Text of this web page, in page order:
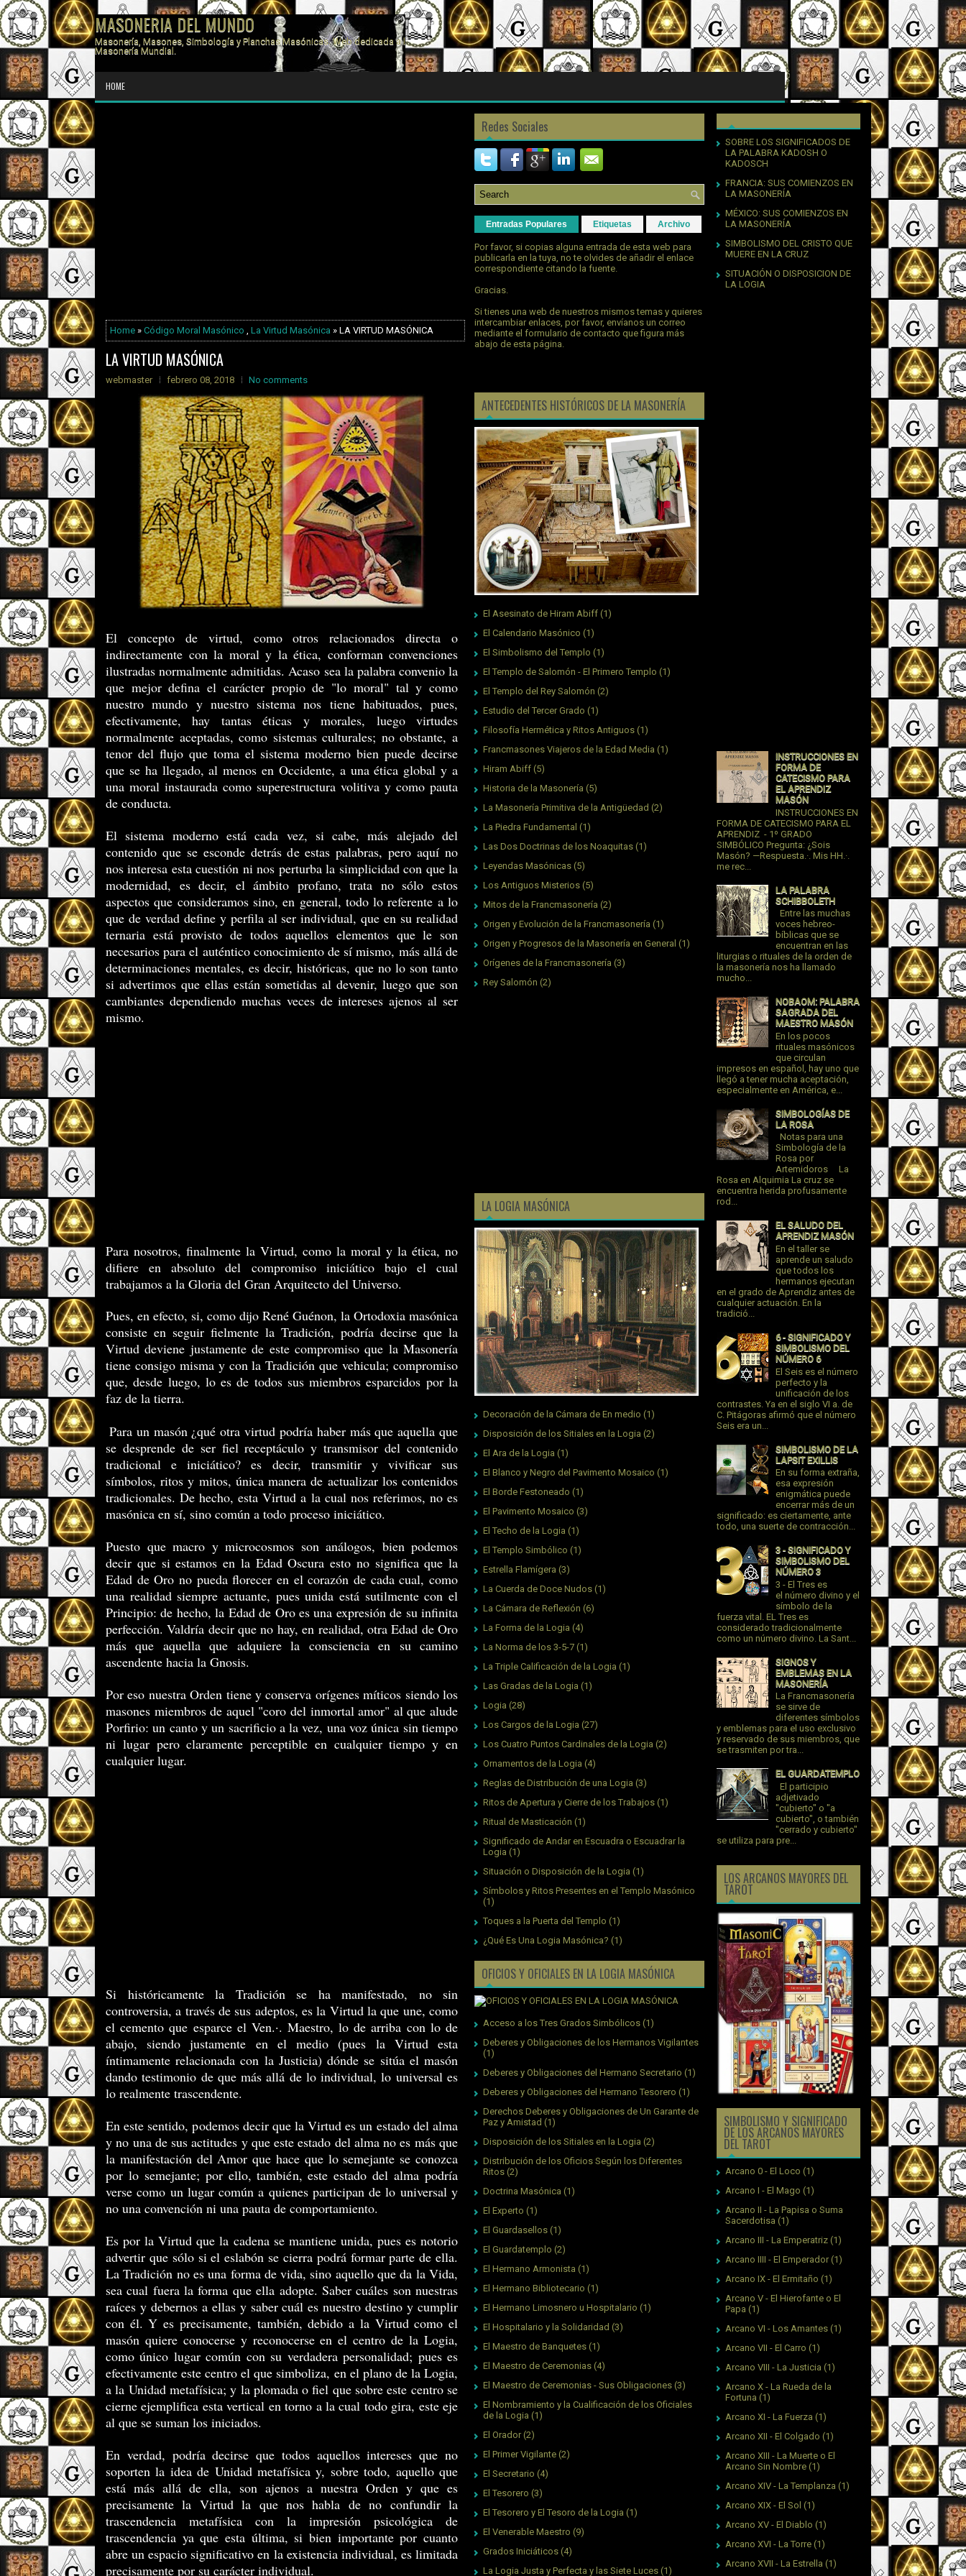
MASONERIA DEL MUNDO
Masonería, Masones, Simbología y Planchas Masónicas. Web dedicada a la
Masonería Mundial.
HOME
Home » Código Moral Masónico , La Virtud Masónica » LA VIRTUD MASÓNICA
LA VIRTUD MASÓNICA
webmaster febrero 08, 2018 No comments
El concepto de virtud, como otros relacionados directa o
indirectamente con la moral y la ética, conforman convenciones
ilustradas normalmente admitidas. Acaso sea la palabra convenio la
que mejor defina el carácter propio de "lo moral" tal y como
nuestro mundo y nuestro sistema nos tiene habituados, pues,
efectivamente, hay tantas éticas y morales, luego virtudes
normalmente aceptadas, como sistemas culturales; no obstante, a
tenor del flujo que toma el sistema moderno bien puede decirse
que se ha llegado, al menos en Occidente, a una ética global y a
una moral instaurada como superestructura volitiva y como pauta
de conducta.
El sistema moderno está cada vez, si cabe, más alejado del
contenido que se esconde detrás de estas palabras, pero aquí no
nos interesa esta cuestión ni nos perturba la simplicidad con que la
modernidad, es decir, el ámbito profano, trata no sólo estos
aspectos que consideramos sino, en general, todo lo referente a lo
que de verdad define y perfila al ser individual, que en su realidad
ternaria está provisto de todos aquellos elementos que le son
necesarios para el auténtico conocimiento de sí mismo, más allá de
determinaciones mentales, es decir, históricas, que no lo son tanto
si advertimos que ellas están sometidas al devenir, luego que son
cambiantes dependiendo muchas veces de intereses ajenos al ser
mismo.
Para nosotros, finalmente la Virtud, como la moral y la ética, no
difiere en absoluto del compromiso iniciático bajo el cual
trabajamos a la Gloria del Gran Arquitecto del Universo.
Pues, en efecto, si, como dijo René Guénon, la Ortodoxia masónica
consiste en seguir fielmente la Tradición, podría decirse que la
Virtud deviene justamente de este compromiso que la Masonería
tiene consigo misma y con la Tradición que vehicula; compromiso
que, desde luego, lo es de todos sus miembros esparcidos por la
faz de la tierra.
Para un masón ¿qué otra virtud podría haber más que aquella que
se desprende de ser fiel receptáculo y transmisor del contenido
tradicional e iniciático? es decir, transmitir y vivificar sus
símbolos, ritos y mitos, única manera de actualizar los contenidos
tradicionales. De hecho, esta Virtud a la cual nos referimos, no es
masónica en sí, sino común a todo proceso iniciático.
Puesto que macro y microcosmos son análogos, bien podemos
decir que si estamos en la Edad Oscura esto no significa que la
Edad de Oro no pueda florecer en el corazón de cada cual, como
una realidad siempre actuante, pues unida está sutilmente con el
Principio: de hecho, la Edad de Oro es una expresión de su infinita
perfección. Valdría decir que no hay, en realidad, otra Edad de Oro
más que aquella que adquiere la consciencia en su camino
ascendente hacia la Gnosis.
Por eso nuestra Orden tiene y conserva orígenes míticos siendo los
masones miembros de aquel "coro del inmortal amor" al que alude
Porfirio: un canto y un sacrificio a la vez, una voz única sin tiempo
ni lugar pero claramente perceptible en cualquier tiempo y en
cualquier lugar.
Si históricamente la Tradición se ha manifestado, no sin
controversia, a través de sus adeptos, es la Virtud la que une, como
el cemento que esparce el Ven.·. Maestro, lo de arriba con lo de
abajo, siendo justamente en el medio (pues la Virtud esta
íntimamente relacionada con la Justicia) dónde se sitúa el masón
dando testimonio de que más allá de lo individual, lo universal es
lo realmente trascendente.
En este sentido, podemos decir que la Virtud es un estado del alma
y no una de sus actitudes y que este estado del alma no es más que
la manifestación del Amor que hace que lo semejante se conozca
por lo semejante; por ello, también, este estado del alma podría
verse como un lugar común a quienes participan de lo universal y
no una convención ni una pauta de comportamiento.
Es por la Virtud que la cadena se mantiene unida, pues es notorio
advertir que sólo si el eslabón se cierra podrá formar parte de ella.
La Tradición no es una forma de vida, sino aquello que da la Vida,
sea cual fuera la forma que ella adopte. Saber cuáles son nuestras
raíces y debernos a ellas y saber cuál es nuestro destino y cumplir
con él. Y es precisamente, también, debido a la Virtud como el
masón quiere conocerse y reconocerse en el centro de la Logia,
como único lugar común con su verdadera personalidad; pues es
efectivamente este centro el que simboliza, en el plano de la Logia,
a la Unidad metafísica; y la plomada o fiel que sobre este centro se
cierne ejemplifica esta vertical en torno a la cual todo gira, este eje
al que se suman los iniciados.
En verdad, podría decirse que todos aquellos intereses que no
soporten la idea de Unidad metafísica y, sobre todo, aquello que
está más allá de ella, son ajenos a nuestra Orden y que es
precisamente la Virtud la que nos habla de no confundir la
trascendencia metafísica con la impresión psicológica de
trascendencia ya que esta última, si bien importante por cuanto
abre un espacio significativo en la existencia individual, es limitada
precisamente por su carácter individual.
Redes Sociales
Entradas Populares Etiquetas Archivo
Por favor, si copias alguna entrada de esta web para
publicarla en la tuya, no te olvides de añadir el enlace
correspondiente citando la fuente.
Gracias.
Si tienes una web de nuestros mismos temas y quieres
intercambiar enlaces, por favor, envíanos un correo
mediante el formulario de contacto que figura más
abajo de esta página.
ANTECEDENTES HISTÓRICOS DE LA MASONERÍA
El Asesinato de Hiram Abiff (1)
El Calendario Masónico (1)
El Simbolismo del Templo (1)
El Templo de Salomón - El Primero Templo (1)
El Templo del Rey Salomón (2)
Estudio del Tercer Grado (1)
Filosofía Hermética y Ritos Antiguos (1)
Francmasones Viajeros de la Edad Media (1)
Hiram Abiff (5)
Historia de la Masonería (5)
La Masonería Primitiva de la Antigüedad (2)
La Piedra Fundamental (1)
Las Dos Doctrinas de los Noaquitas (1)
Leyendas Masónicas (5)
Los Antiguos Misterios (5)
Mitos de la Francmasonería (2)
Origen y Evolución de la Francmasonería (1)
Origen y Progresos de la Masonería en General (1)
Orígenes de la Francmasonería (3)
Rey Salomón (2)
LA LOGIA MASÓNICA
Decoración de la Cámara de En medio (1)
Disposición de los Sitiales en la Logia (2)
El Ara de la Logia (1)
El Blanco y Negro del Pavimento Mosaico (1)
El Borde Festoneado (1)
El Pavimento Mosaico (3)
El Techo de la Logia (1)
El Templo Simbólico (1)
Estrella Flamígera (3)
La Cuerda de Doce Nudos (1)
La Cámara de Reflexión (6)
La Forma de la Logia (4)
La Norma de los 3-5-7 (1)
La Triple Calificación de la Logia (1)
Las Gradas de la Logia (1)
Logia (28)
Los Cargos de la Logia (27)
Los Cuatro Puntos Cardinales de la Logia (2)
Ornamentos de la Logia (4)
Reglas de Distribución de una Logia (3)
Ritos de Apertura y Cierre de los Trabajos (1)
Ritual de Masticación (1)
Significado de Andar en Escuadra o Escuadrar la
Logia (1)
Situación o Disposición de la Logia (1)
Símbolos y Ritos Presentes en el Templo Masónico
(1)
Toques a la Puerta del Templo (1)
¿Qué Es Una Logia Masónica? (1)
OFICIOS Y OFICIALES EN LA LOGIA MASÓNICA
Acceso a los Tres Grados Simbólicos (1)
Deberes y Obligaciones de los Hermanos Vigilantes
(1)
Deberes y Obligaciones del Hermano Secretario (1)
Deberes y Obligaciones del Hermano Tesorero (1)
Derechos Deberes y Obligaciones de Un Garante de
Paz y Amistad (1)
Disposición de los Sitiales en la Logia (2)
Distribución de los Oficios Según los Diferentes
Ritos (2)
Doctrina Masónica (1)
El Experto (1)
El Guardasellos (1)
El Guardatemplo (2)
El Hermano Armonista (1)
El Hermano Bibliotecario (1)
El Hermano Limosnero u Hospitalario (1)
El Hospitalario y la Solidaridad (3)
El Maestro de Banquetes (1)
El Maestro de Ceremonias (4)
El Maestro de Ceremonias - Sus Obligaciones (3)
El Nombramiento y la Cualificación de los Oficiales
de la Logia (1)
El Orador (2)
El Primer Vigilante (2)
El Secretario (4)
El Tesorero (3)
El Tesorero y El Tesoro de la Logia (1)
El Venerable Maestro (9)
Grados Iniciáticos (4)
La Logia Justa y Perfecta y las Siete Luces (1)
SOBRE LOS SIGNIFICADOS DE
LA PALABRA KADOSH O
KADOSCH
FRANCIA: SUS COMIENZOS EN
LA MASONERÍA
MÉXICO: SUS COMIENZOS EN
LA MASONERÍA
SIMBOLISMO DEL CRISTO QUE
MUERE EN LA CRUZ
SITUACIÓN O DISPOSICION DE
LA LOGIA
INSTRUCCIONES EN
FORMA DE
CATECISMO PARA
EL APRENDIZ
MASÓN
INSTRUCCIONES EN
FORMA DE CATECISMO PARA EL
APRENDIZ - 1º GRADO
SIMBÓLICO Pregunta: ¿Sois
Masón? —Respuesta.·. Mis HH.·.
me rec...
LA PALABRA
SCHIBBOLETH
Entre las muchas
voces hebreo-
bíblicas que se
encuentran en las
liturgias o rituales de la orden de
la masonería nos ha llamado
mucho...
NOBAOM: PALABRA
SAGRADA DEL
MAESTRO MASÓN
En los pocos
rituales masónicos
que circulan
impresos en español, hay uno que
llegó a tener mucha aceptación,
especialmente en América, e...
SIMBOLOGÍAS DE
LA ROSA
Notas para una
Simbología de la
Rosa por
Artemidoros La
Rosa en Alquimia La cruz se
encuentra herida profusamente
rod...
EL SALUDO DEL
APRENDIZ MASÓN
En el taller se
aprende un saludo
que todos los
hermanos ejecutan
en el grado de Aprendiz antes de
cualquier actuación. En la
tradició...
6 - SIGNIFICADO Y
SIMBOLISMO DEL
NÚMERO 6
El Seis es el número
perfecto y la
unificación de los
contrastes. Ya en el siglo VI a. de
C. Pitágoras afirmó que el número
Seis era un...
SIMBOLISMO DE LA
LAPSIT EXILLIS
En su forma extraña,
esa expresión
enigmática puede
encerrar más de un
significado: es ciertamente, ante
todo, una suerte de contracción...
3 - SIGNIFICADO Y
SIMBOLISMO DEL
NÚMERO 3
3 - El Tres es
el número divino y el
símbolo de la
fuerza vital. EL Tres es
considerado tradicionalmente
como un número divino. La Sant...
SIGNOS Y
EMBLEMAS EN LA
MASONERÍA
La Francmasonería
se sirve de
diferentes símbolos
y emblemas para el uso exclusivo
y reservado de sus miembros, que
se trasmiten por tra...
EL GUARDATEMPLO
El participio
adjetivado
"cubierto" o "a
cubierto", o también
"cerrado y cubierto"
se utiliza para pre...
LOS ARCANOS MAYORES DEL
TAROT
SIMBOLISMO Y SIGNIFICADO
DE LOS ARCANOS MAYORES
DEL TAROT
Arcano 0 - El Loco (1)
Arcano I - El Mago (1)
Arcano II - La Papisa o Suma
Sacerdotisa (1)
Arcano III - La Emperatriz (1)
Arcano IIII - El Emperador (1)
Arcano IX - El Ermitaño (1)
Arcano V - El Hierofante o El
Papa (1)
Arcano VI - Los Amantes (1)
Arcano VII - El Carro (1)
Arcano VIII - La Justicia (1)
Arcano X - La Rueda de la
Fortuna (1)
Arcano XI - La Fuerza (1)
Arcano XII - El Colgado (1)
Arcano XIII - La Muerte o El
Arcano Sin Nombre (1)
Arcano XIV - La Templanza (1)
Arcano XIX - El Sol (1)
Arcano XV - El Diablo (1)
Arcano XVI - La Torre (1)
Arcano XVII - La Estrella (1)